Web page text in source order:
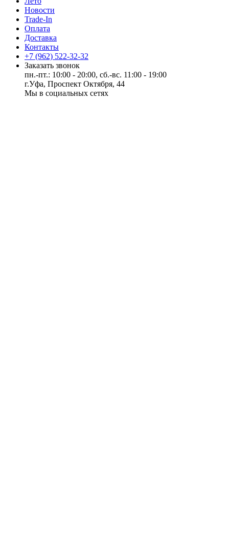
Новости
Trade-In
Оплата
Доставка
Контакты
+7 (962) 522-32-32
Заказать звонок
пн.-пт.: 10:00 - 20:00, сб.-вс. 11:00 - 19:00
г.Уфа, Проспект Октября, 44
Мы в социальных сетях